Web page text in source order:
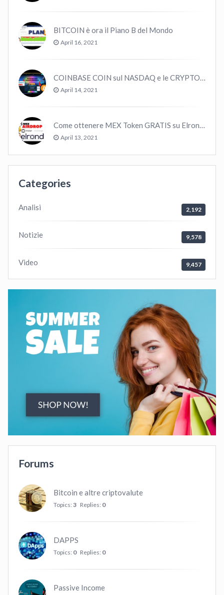
BITCOIN è ora il Piano B del Mondo
April 16, 2021
COINBASE COIN sul NASDAQ e le CRYPTO volano!
April 14, 2021
Come ottenere MEX Token GRATIS su Elrond ?
April 13, 2021
Categories
Analisi 2,192
Notizie 9,578
Video 9,457
Forums
Bitcoin e altre criptovalute
Topics: 3 Replies: 0
DAPPS
Topics: 0 Replies: 0
Passive Income